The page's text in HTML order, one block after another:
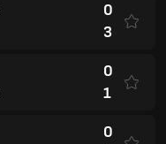
0
3
0
1
0